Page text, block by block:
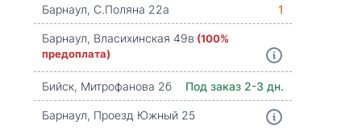
Барнаул, С.Поляна 22а
1
Барнаул, Власихинская 49в (100%
предоплата)
Бийск, Митрофанова 2б
Под заказ 2-3 дн.
Барнаул, Проезд Южный 25